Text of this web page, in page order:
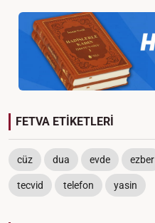
FETVA ETİKETLERİ
cüz dua evde ezber
tecvid telefon yasin